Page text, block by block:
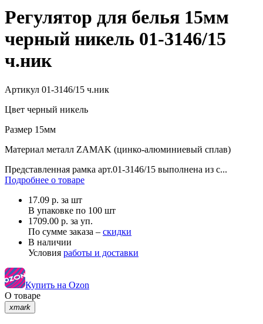
Регулятор для белья 15мм
черный никель 01-3146/15
ч.ник
Артикул 01-3146/15 ч.ник
Цвет черный никель
Размер 15мм
Материал металл ZAMAK (цинко-алюминиевый сплав)
Представленная рамка арт.01-3146/15 выполнена из с...
Подробнее о товаре
17.09 р. за шт
В упаковке по 100 шт
1709.00 р. за уп.
По сумме заказа – скидки
В наличии
Условия работы и доставки
Купить на Ozon
О товаре
xmark